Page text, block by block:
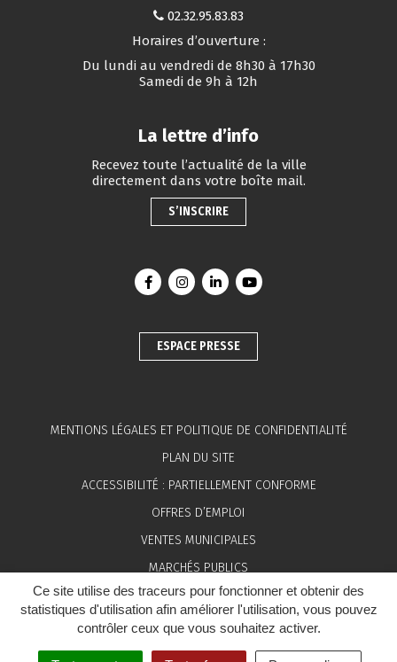
Ce site utilise des traceurs pour fonctionner et obtenir des
statistiques d'utilisation afin améliorer l'utilisation, vous pouvez
contrôler ceux que vous souhaitez activer.
02.32.95.83.83
Horaires d’ouverture :
Du lundi au vendredi de 8h30 à 17h30
Samedi de 9h à 12h
La lettre d’info
Recevez toute l’actualité de la ville
directement dans votre boîte mail.
S’INSCRIRE
Lien vers le compte Facebook
Lien vers le compte Instagram
Lien vers le compte Linkedin
Lien vers la chaîne
ESPACE PRESSE
MENTIONS LÉGALES ET POLITIQUE DE CONFIDENTIALITÉ
PLAN DU SITE
ACCESSIBILITÉ : PARTIELLEMENT CONFORME
OFFRES D’EMPLOI
VENTES MUNICIPALES
MARCHÉS PUBLICS
ESPACE PRESSE